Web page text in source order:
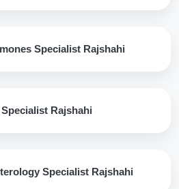
Specialist Rajshahi
Rajshahi
Specialist Rajshahi